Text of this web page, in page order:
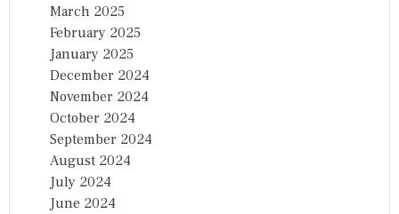
March 2025
February 2025
January 2025
December 2024
November 2024
October 2024
September 2024
August 2024
July 2024
June 2024